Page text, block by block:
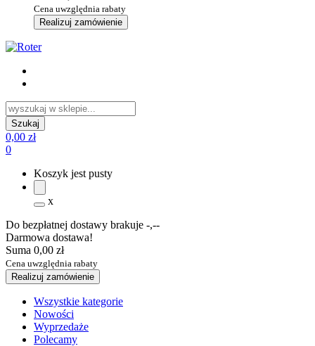
Cena uwzględnia rabaty
Realizuj zamówienie
0,00 zł
0
Koszyk jest pusty
x
Do bezpłatnej dostawy brakuje -,--
Darmowa dostawa!
Suma 0,00 zł
Cena uwzględnia rabaty
Realizuj zamówienie
Wszystkie kategorie
Nowości
Wyprzedaże
Polecamy